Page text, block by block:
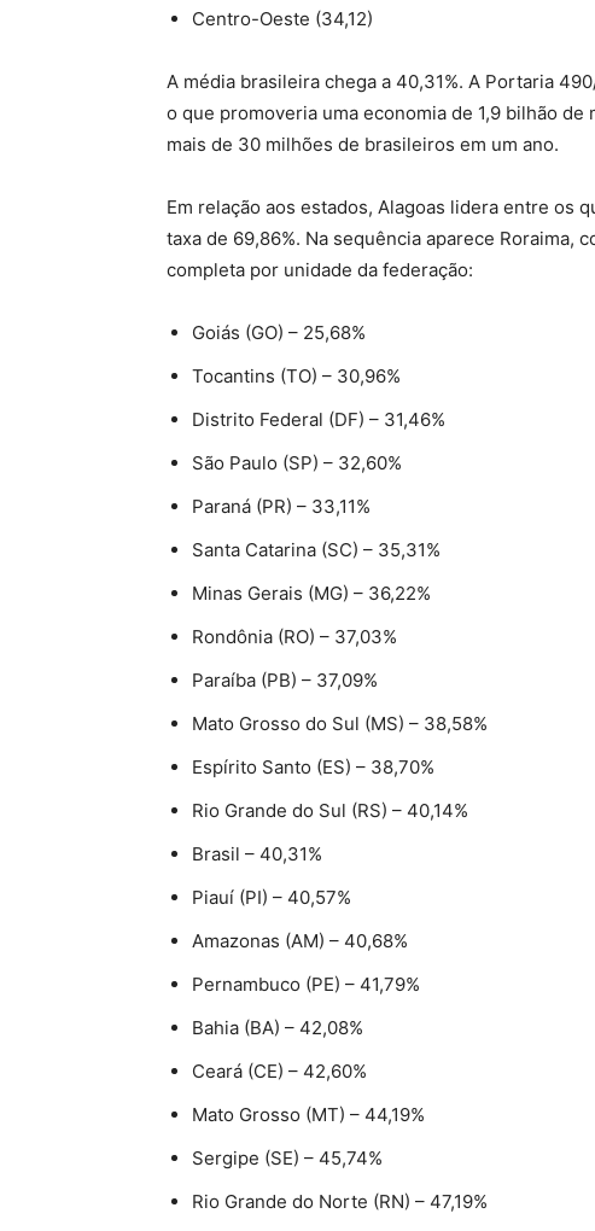
Centro-Oeste (34,12)
A média brasileira chega a 40,31%. A Portaria
o que promoveria uma economia de 1,9 bilhão
mais de 30 milhões de brasileiros em um ano.
Em relação aos estados, Alagoas lidera entre os
taxa de 69,86%. Na sequência aparece Roraima,
completa por unidade da federação:
Goiás (GO) – 25,68%
Tocantins (TO) – 30,96%
Distrito Federal (DF) – 31,46%
São Paulo (SP) – 32,60%
Paraná (PR) – 33,11%
Santa Catarina (SC) – 35,31%
Minas Gerais (MG) – 36,22%
Rondônia (RO) – 37,03%
Paraíba (PB) – 37,09%
Mato Grosso do Sul (MS) – 38,58%
Espírito Santo (ES) – 38,70%
Rio Grande do Sul (RS) – 40,14%
Brasil – 40,31%
Piauí (PI) – 40,57%
Amazonas (AM) – 40,68%
Pernambuco (PE) – 41,79%
Bahia (BA) – 42,08%
Ceará (CE) – 42,60%
Mato Grosso (MT) – 44,19%
Sergipe (SE) – 45,74%
Rio Grande do Norte (RN) – 47,19%